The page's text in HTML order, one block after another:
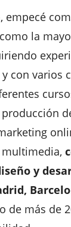
empecé
la
con varios
multimedia,
y
de más de